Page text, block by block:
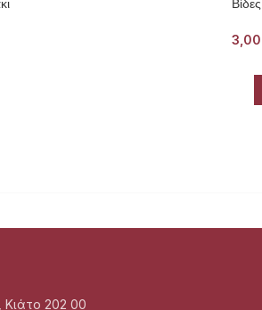
Βίδες
3,00
Κιάτο 202 00